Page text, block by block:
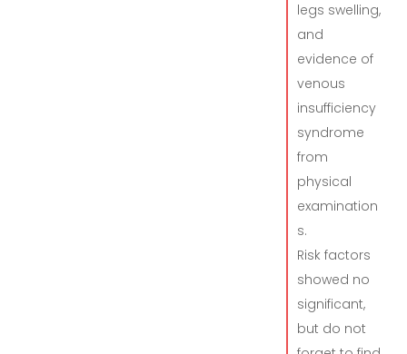
legs swelling,
and
evidence of
venous
insufficiency
syndrome
from
physical
examination
s.
Risk factors
showed no
significant,
but do not